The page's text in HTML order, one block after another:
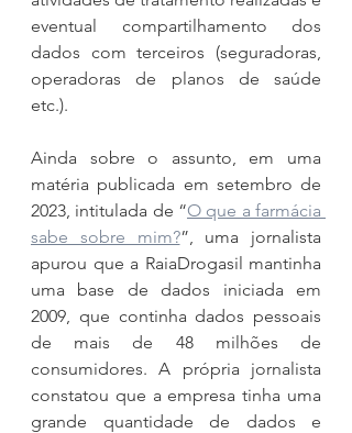
eventual compartilhamento dos
dados com terceiros (seguradoras,
operadoras de planos de saúde
etc.).
Ainda sobre o assunto, em uma
matéria publicada em setembro de
2023, intitulada de “O que a farmácia
sabe sobre mim?”, uma jornalista
apurou que a RaiaDrogasil mantinha
uma base de dados iniciada em
2009, que continha dados pessoais
de mais de 48 milhões de
consumidores. A própria jornalista
constatou que a empresa tinha uma
grande quantidade de dados e